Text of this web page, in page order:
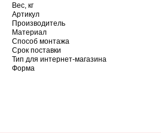
Вес, кг
Артикул
Производитель
Материал
Способ монтажа
Срок поставки
Тип для интернет-магазина
Форма